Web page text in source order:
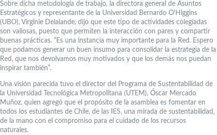
Sobre dicha metodología de trabajo, la directora general de Asuntos
Estratégicos y representante de la Universidad Bernardo O’Higgins
(UBO), Virginie Delalande, dijo que este tipo de actividades colegiadas
son valiosas, puesto que permiten la interacción con pares y compartir
buenas prácticas. “Es una instancia muy importante para la Red. Espero
que podamos generar un buen insumo para consolidar la estrategia de la
Red, que nos devolvamos muy motivados y que los demás nos puedan
inspirar también”.
Una visión parecida tuvo el director del Programa de Sustentabilidad de
la Universidad Tecnológica Metropolitana (UTEM), Óscar Mercado
Muñoz, quien agregó que el propósito de la asamblea es fomentar en
todos los estudiantes de Chile, de las IES, una mirada de sustentabilidad,
de la mano con el compromiso para el cuidado de los recursos
naturales.